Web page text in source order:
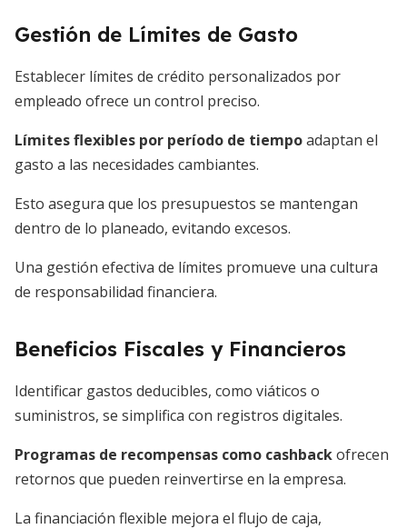
Gestión de Límites de Gasto
Establecer límites de crédito personalizados por
empleado ofrece un control preciso.
Límites flexibles por período de tiempoadaptan el
gasto a las necesidades cambiantes.
Esto asegura que los presupuestos se mantengan
dentro de lo planeado, evitando excesos.
Una gestión efectiva de límites promueve una cultura
de responsabilidad financiera.
Beneficios Fiscales y Financieros
Identificar gastos deducibles, como viáticos o
suministros, se simplifica con registros digitales.
Programas de recompensas como cashbackofrecen
retornos que pueden reinvertirse en la empresa.
La financiación flexible mejora el flujo de caja,